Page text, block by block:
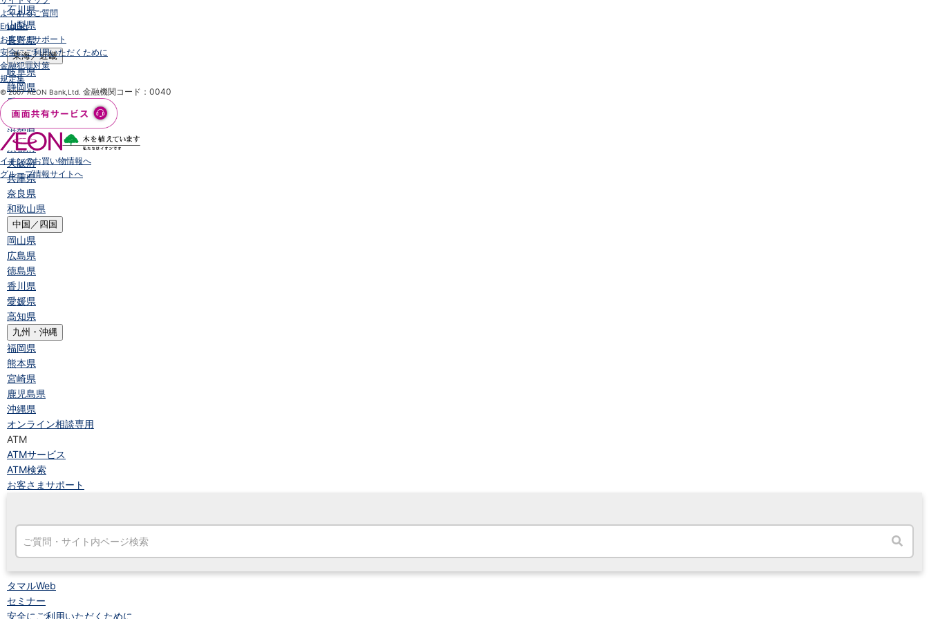
石川県
山梨県
長野県
東海／近畿
岐阜県
静岡県
愛知県
三重県
滋賀県
京都府
大阪府
兵庫県
奈良県
和歌山県
中国／四国
岡山県
広島県
徳島県
香川県
愛媛県
高知県
九州・沖縄
福岡県
熊本県
宮崎県
鹿児島県
沖縄県
オンライン相談専用
ATM
ATMサービス
ATM検索
お客さまサポート
タマルWeb
セミナー
安全にご利用いただくために
よくあるご質問
English
お客さまサポート
安全にご利用いただくために
金融犯罪対策
規定集
© 2007 AEON Bank,Ltd. 金融機関コード：0040
イオンのお買い物情報へ
グループ情報サイトへ